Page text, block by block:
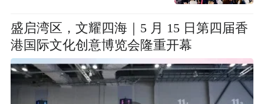
盛启湾区，文耀四海｜5 月 15 日第四届香
港国际文化创意博览会隆重开幕